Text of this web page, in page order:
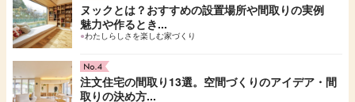
ヌックとは？おすすめの設置場所や間取りの実例
魅力や作るとき...
●わたしらしさを楽しむ家づくり
注文住宅の間取り13選。空間づくりのアイデア・間
取りの決め方...